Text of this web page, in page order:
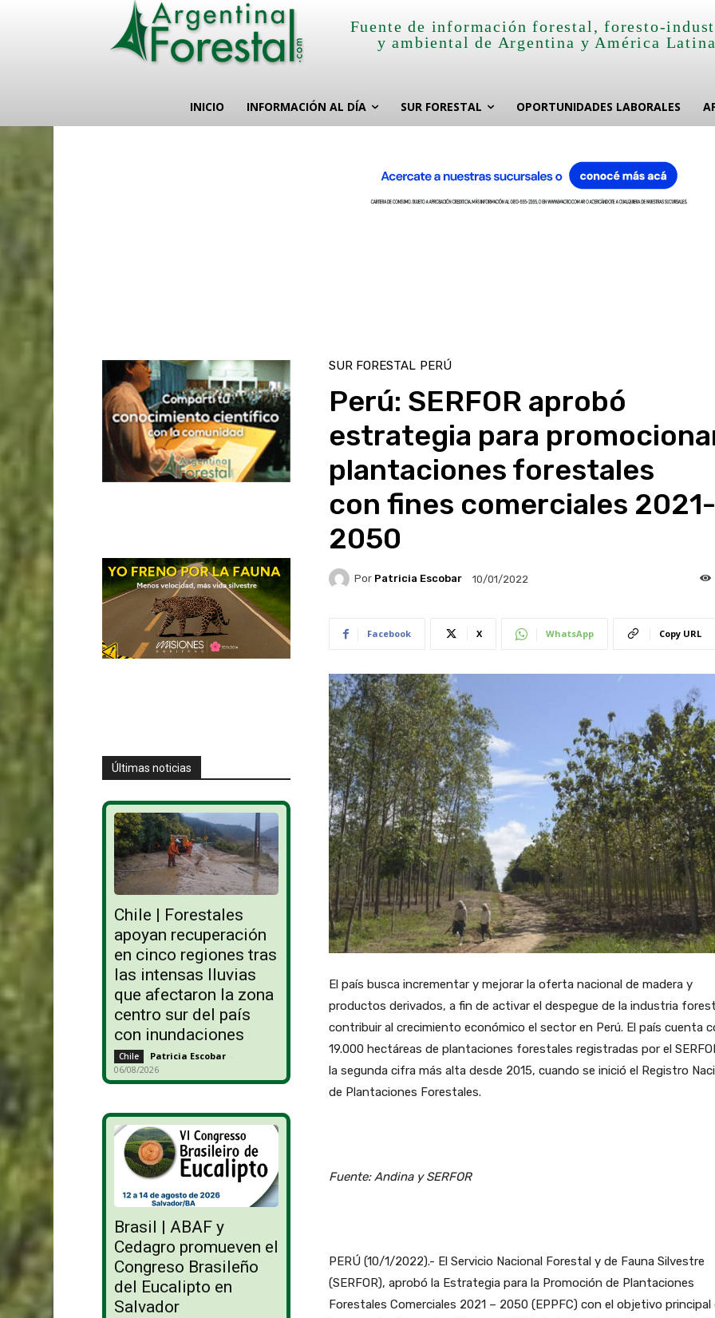
Fuente de información forestal, foresto-
y ambiental de Argentina y América
INICIO INFORMACIÓN AL DÍA SUR FORESTAL OPORTUNIDADES LABORALES
Últimas noticias
Chile | Forestales
apoyan recuperación
en cinco regiones tras
las intensas lluvias
que afectaron la zona
centro sur del país
con inundaciones
Chile Patricia Escobar -
06/08/2026
Brasil | ABAF y
Cedagro promueven el
Congreso Brasileño
del Eucalipto en
Salvador
SUR FORESTAL PERÚ
Perú: SERFOR aprobó
estrategia para
plantaciones forestales
con fines comerciales 2021-
2050
Por Patricia Escobar 10/01/2022
Facebook X WhatsApp Copy URL
El país busca incrementar y mejorar la oferta nacional de madera y
productos derivados, a fin de activar el despegue de la industria
contribuir al crecimiento económico el sector en Perú. El país cuenta
19.000 hectáreas de plantaciones forestales registradas por el
la segunda cifra más alta desde 2015, cuando se inició el Registro
de Plantaciones Forestales.
Fuente: Andina y SERFOR
PERÚ (10/1/2022).- El Servicio Nacional Forestal y de Fauna Silvestre
(SERFOR), aprobó la Estrategia para la Promoción de Plantaciones
Forestales Comerciales 2021 – 2050 (EPPFC) con el objetivo principal